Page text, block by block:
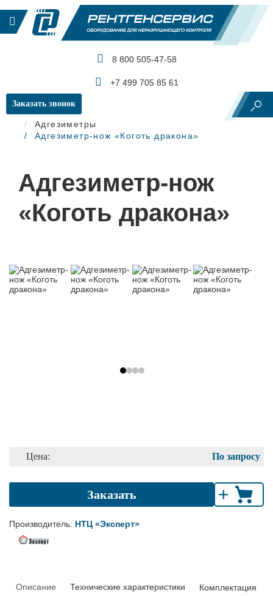
8 800 505-47-58
+7 499 705 85 61
Заказать звонок
Главная
Контроль изоляции и покрытий
Адгезиметры
Адгезиметр-нож «Коготь дракона»
Адгезиметр-нож
«Коготь дракона»
По запросу
Цена:
Заказать +
Производитель: НТЦ «Эксперт»
Описание Технические характеристики Комплектация